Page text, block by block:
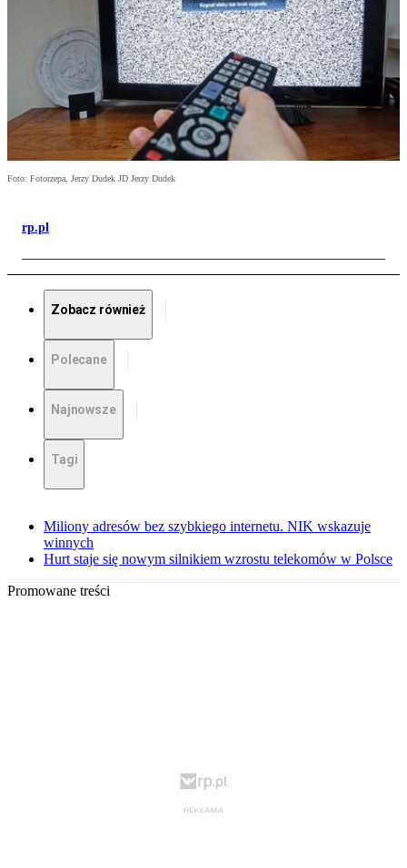
Foto: Fotorzepa, Jerzy Dudek JD Jerzy Dudek
rp.pl
Zobacz również
Polecane
Najnowsze
Tagi
Miliony adresów bez szybkiego internetu. NIK wskazuje
winnych
Hurt staje się nowym silnikiem wzrostu telekomów w Polsce
Promowane treści